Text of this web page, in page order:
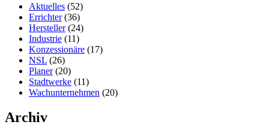
Aktuelles (52)
Errichter(36)
Hersteller(24)
Industrie (11)
Konzessionäre (17)
NSL (26)
Planer(20)
Stadtwerke (11)
Wachunternehmen (20)
Archiv